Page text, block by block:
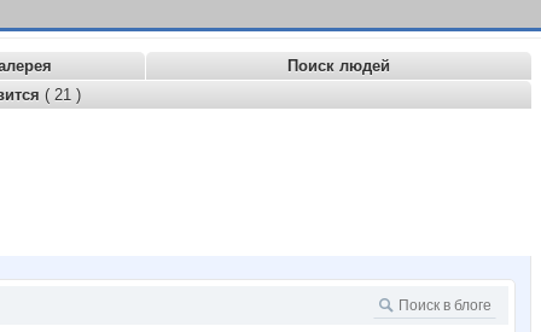
Поиск людей
( 21 )